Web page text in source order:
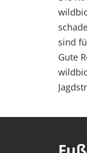
sind
Gute